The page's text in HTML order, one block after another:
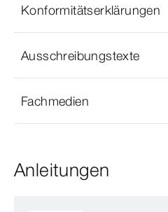
Konformitätserklärungen
Ausschreibungstexte
Fachmedien
Anleitungen